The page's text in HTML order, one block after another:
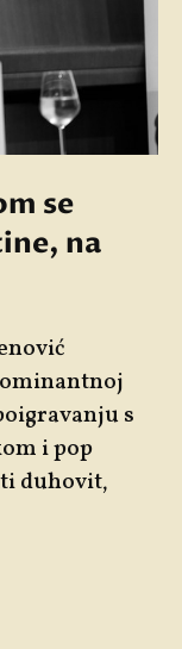
se
na
s
i pop
duhovit,